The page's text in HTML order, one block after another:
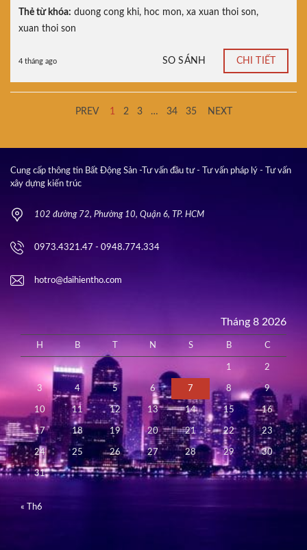
Thẻ từ khóa: duong cong khi, hoc mon, xa xuan thoi son,
xuan thoi son
4 tháng ago SO SÁNH CHI TIẾT
PREV 1 2 3 … 34 35 NEXT
Cung cấp thông tin Bất Động Sản -Tư vấn đầu tư - Tư vấn pháp lý - Tư vấn
xây dựng kiến trúc
102 đường 72, Phường 10, Quận 6, TP. HCM
0973.4321.47 - 0948.774.334
hotro@daihientho.com
Tháng 8 2026
H B N S B C
1 2
3 4 5 6 7 8 9
10 11 12 13 14 15 16
17 18 19 20 21 22 23
24 25 26 27 28 29 30
31
« Th6